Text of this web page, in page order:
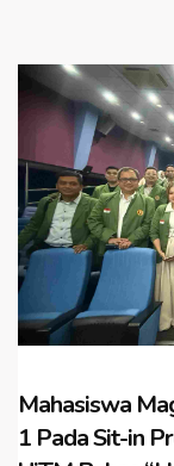
Mahasiswa
1 Pada Sit-in